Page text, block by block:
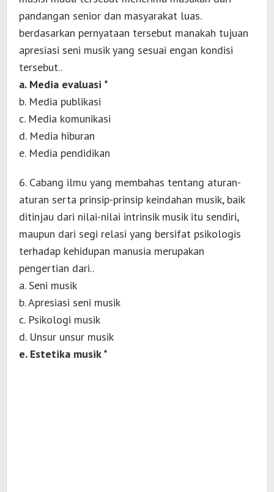
pandangan senior dan masyarakat luas.
berdasarkan pernyataan tersebut manakah tujuan
apresiasi seni musik yang sesuai engan kondisi
tersebut..
a. Media evaluasi *
b. Media publikasi
c. Media komunikasi
d. Media hiburan
e. Media pendidikan
6. Cabang ilmu yang membahas tentang aturan-
aturan serta prinsip-prinsip keindahan musik, baik
ditinjau dari nilai-nilai intrinsik musik itu sendiri,
maupun dari segi relasi yang bersifat psikologis
terhadap kehidupan manusia merupakan
pengertian dari..
a. Seni musik
b. Apresiasi seni musik
c. Psikologi musik
d. Unsur unsur musik
e. Estetika musik *